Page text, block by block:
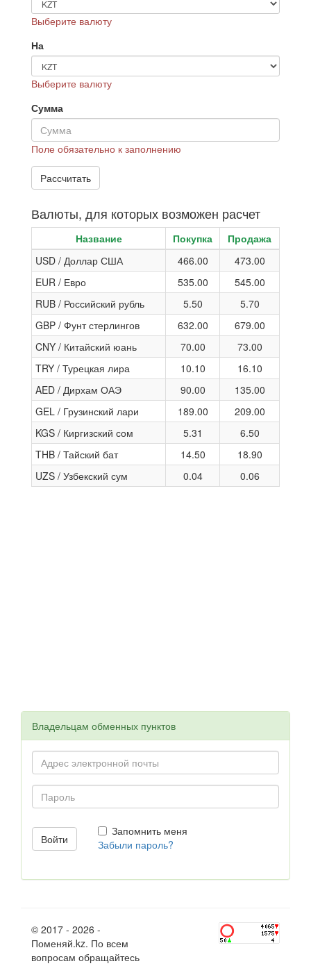
Выберите валюту
На
Выберите валюту
Сумма
Поле обязательно к заполнению
Валюты, для которых возможен расчет
Название Покупка
Продажа
USD / Доллар США
466.00
473.00
EUR / Евро
535.00
545.00
RUB / Российский рубль
5.50
5.70
GBP / Фунт стерлингов
632.00
679.00
CNY / Китайский юань
70.00
73.00
TRY / Турецкая лира
10.10
16.10
AED / Дирхам ОАЭ
90.00
135.00
GEL / Грузинский лари
189.00
209.00
KGS / Киргизский сом
5.31
6.50
THB / Тайский бат
14.50
18.90
UZS / Узбекский сум
0.04 0.06
Владельцам обменных пунктов
Запомнить меня
Забыли пароль?
© 2017 - 2026 -
Поменяй.kz. По всем
вопросам обращайтесь